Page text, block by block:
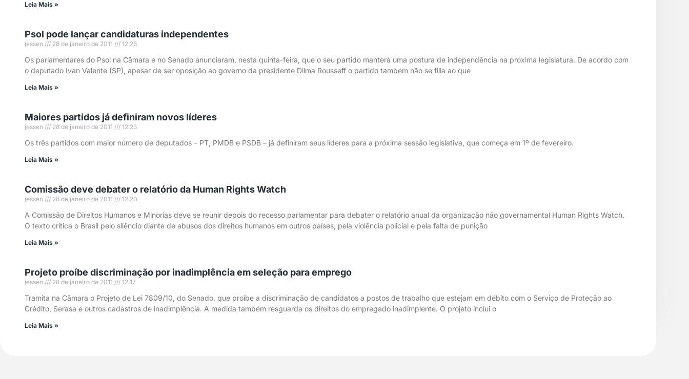
Leia Mais »
Psol pode lançar candidaturas independentes
jessen 28 de janeiro de 2011 12:26
Os parlamentares do Psol na Câmara e no Senado anunciaram, nesta quinta-feira, que o seu partido manterá uma postura de independência na próxima legislatura. De acordo com
o deputado Ivan Valente (SP), apesar de ser oposição ao governo da presidente Dilma Rousseff o partido também não se filia ao que
Leia Mais »
Maiores partidos já definiram novos líderes
jessen 28 de janeiro de 2011 12:23
Os três partidos com maior número de deputados – PT, PMDB e PSDB – já definiram seus líderes para a próxima sessão legislativa, que começa em 1º de fevereiro.
Leia Mais »
Comissão deve debater o relatório da Human Rights Watch
jessen 28 de janeiro de 2011 12:20
A Comissão de Direitos Humanos e Minorias deve se reunir depois do recesso parlamentar para debater o relatório anual da organização não governamental Human Rights Watch.
O texto critica o Brasil pelo silêncio diante de abusos dos direitos humanos em outros países, pela violência policial e pela falta de punição
Leia Mais »
Projeto proíbe discriminação por inadimplência em seleção para emprego
jessen 28 de janeiro de 2011 12:17
Tramita na Câmara o Projeto de Lei 7809/10, do Senado, que proíbe a discriminação de candidatos a postos de trabalho que estejam em débito com o Serviço de Proteção ao
Crédito, Serasa e outros cadastros de inadimplência. A medida também resguarda os direitos do empregado inadimplente. O projeto inclui o
Leia Mais »